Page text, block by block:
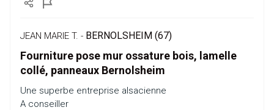
JEAN MARIE T. - BERNOLSHEIM (67)
Fourniture pose mur ossature bois, lamelle
collé, panneaux Bernolsheim
Une superbe entreprise alsacienne
A conseiller